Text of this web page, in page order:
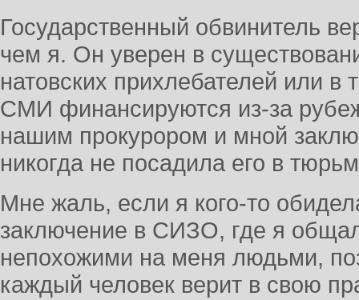
Государственный обвинитель
чем я. Он уверен в
натовских прихлебателей или в
СМИ финансируются из-за
нашим прокурором и мной
никогда не посадила его в
Мне жаль, если я кого-то
заключение в СИЗО, где я
непохожими на меня людьми,
каждый человек верит в свою